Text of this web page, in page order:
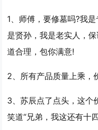
1、师傅，要修墓吗?我
是贤孙，我是老实人，
道合理 ，包你满意!
2、所有产品质量上乘，
3、苏辰点了点头，这个
笑道“兄弟，我这还有十